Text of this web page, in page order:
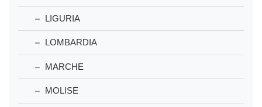
LIGURIA
LOMBARDIA
MARCHE
MOLISE